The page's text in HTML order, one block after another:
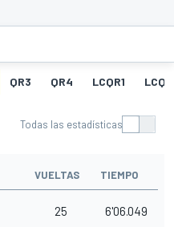
QR3 QR4 LCQR1
Todas las estadísticas
VUELTAS TIEMPO
25 6'06.049